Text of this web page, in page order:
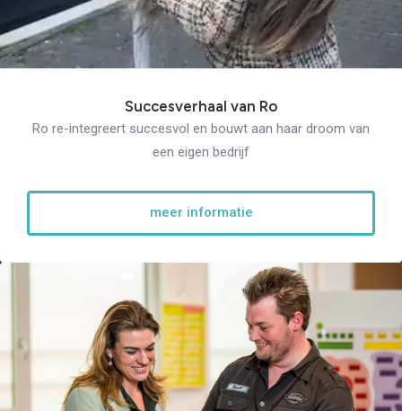
Succesverhaal van Ro
Ro re-integreert succesvol en bouwt aan haar droom van
een eigen bedrijf
meer informatie